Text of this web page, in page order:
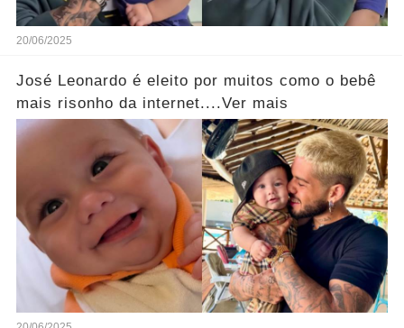
20/06/2025
José Leonardo é eleito por muitos como o bebê
mais risonho da internet....Ver mais